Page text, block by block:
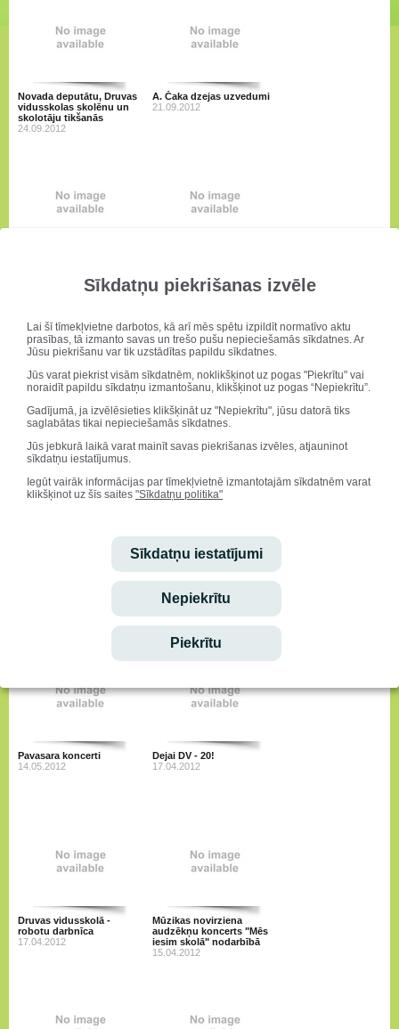
Sīkdatņu piekrišanas izvēle
Lai šī tīmekļvietne darbotos, kā arī mēs spētu izpildīt normatīvo aktu
prasības, tā izmanto savas un trešo pušu nepieciešamās sīkdatnes. Ar
Jūsu piekrišanu var tik uzstādītas papildu sīkdatnes.
Jūs varat piekrist visām sīkdatnēm, noklikšķinot uz pogas "Piekrītu" vai
noraidīt papildu sīkdatņu izmantošanu, klikšķinot uz pogas “Nepiekrītu”.
Gadījumā, ja izvēlēsieties klikšķināt uz "Nepiekrītu", jūsu datorā tiks
saglabātas tikai nepieciešamās sīkdatnes.
Jūs jebkurā laikā varat mainīt savas piekrišanas izvēles, atjauninot
sīkdatņu iestatījumus.
Iegūt vairāk informācijas par tīmekļvietnē izmantotajām sīkdatnēm varat
klikšķinot uz šīs saites "Sīkdatņu politika"
Sīkdatņu iestatījumi
Nepiekrītu
Piekrītu
Novada deputātu, Druvas
vidusskolas skolēnu un
skolotāju tikšanās
24.09.2012
A. Čaka dzejas uzvedumi
21.09.2012
10.H pirmā drāmas stunda
Pēdējā mācību diena
Saldumu svētkos
14.05.2012
Pavasara koncerti
14.05.2012
Dejai DV - 20!
17.04.2012
Druvas vidusskolā -
robotu darbnīca
17.04.2012
Mūzikas novirziena
audzēkņu koncerts "Mēs
iesim skolā" nodarbībā
15.04.2012